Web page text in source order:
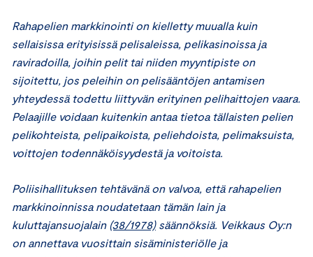
Rahapelien markkinointi on kielletty muualla kuin
sellaisissa erityisissä pelisaleissa, pelikasinoissa ja
raviradoilla, joihin pelit tai niiden myyntipiste on
sijoitettu, jos peleihin on pelisääntöjen antamisen
yhteydessä todettu liittyvän erityinen pelihaittojen vaara.
Pelaajille voidaan kuitenkin antaa tietoa tällaisten pelien
pelikohteista, pelipaikoista, peliehdoista, pelimaksuista,
voittojen todennäköisyydestä ja voitoista.
Poliisihallituksen tehtävänä on valvoa, että rahapelien
markkinoinnissa noudatetaan tämän lain ja
kuluttajansuojalain (38/1978)säännöksiä. Veikkaus Oy:n
on annettava vuosittain sisäministeriölle ja